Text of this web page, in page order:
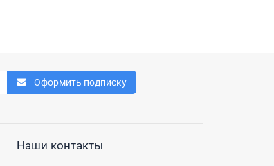
Оформить подписку
Наши контакты